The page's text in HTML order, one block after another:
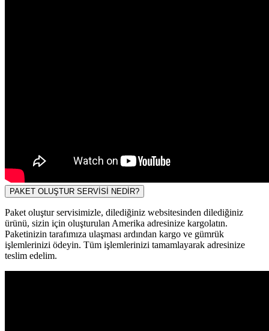
PAKET OLUŞTUR SERVİSİ NEDİR?
Paket oluştur servisimizle, dilediğiniz websitesinden dilediğiniz
ürünü, sizin için oluşturulan Amerika adresinize kargolatın.
Paketinizin tarafımıza ulaşması ardından kargo ve gümrük
işlemlerinizi ödeyin. Tüm işlemlerinizi tamamlayarak adresinize
teslim edelim.